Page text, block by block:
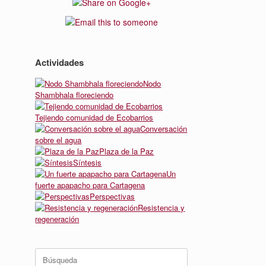
Actividades
Nodo
Shambhala floreciendo
Tejiendo comunidad de Ecobarrios
Conversación
sobre el agua
Plaza de la Paz
Síntesis
Un
fuerte apapacho para Cartagena
Perspectivas
Resistencia y
regeneración